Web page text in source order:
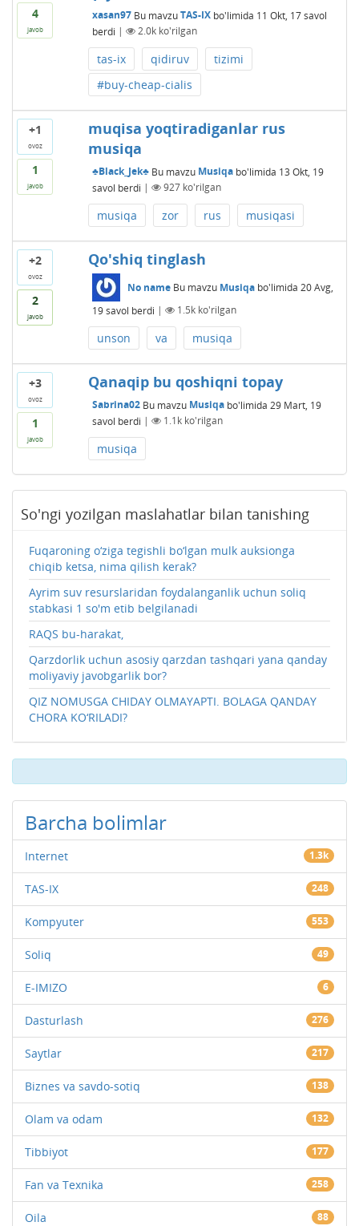
4
javob
xasan97 Bu mavzuTAS-IXbo'limida 11 Okt, 17 savol
berdi | 2.0kko'rilgan
tas-ix qidiruv
tizimi
#buy-cheap-cialis
+1
ovoz
1
javob
muqisa yoqtiradiganlar rus
musiqa
♣Black_Jek♣ Bu mavzu Musiqabo'limida 13 Okt, 19
savol berdi | 927ko'rilgan
musiqa zor rus musiqasi
+2
ovoz
2
javob
Qo'shiq tinglash
No name Bu mavzu Musiqabo'limida 20 Avg,
19 savol berdi | 1.5kko'rilgan
unson va musiqa
+3
ovoz
1
javob
Qanaqip bu qoshiqni topay
Sabrina02 Bu mavzu Musiqabo'limida 29 Mart, 19
savol berdi | 1.1kko'rilgan
musiqa
So'ngi yozilgan maslahatlar bilan tanishing
Fuqaroning o‘ziga tegishli bo‘lgan mulk auksionga
chiqib ketsa, nima qilish kerak?
Ayrim suv resurslaridan foydalanganlik uchun soliq
stabkasi 1 so'm etib belgilanadi
RAQS bu-harakat,
Qarzdorlik uchun asosiy qarzdan tashqari yana qanday
moliyaviy javobgarlik bor?
QIZ NOMUSGA CHIDAY OLMAYAPTI. BOLAGA QANDAY
CHORA KO‘RILADI?
Barcha bolimlar
Internet 1.3k
TAS-IX 248
Kompyuter 553
Soliq 49
E-IMIZO 6
Dasturlash 276
Saytlar 217
Biznes va savdo-sotiq 138
Olam va odam 132
Tibbiyot 177
Fan va Texnika 258
Oila 88